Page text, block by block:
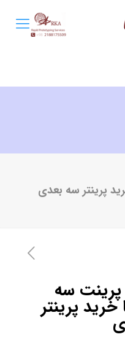
پرینتر سه بعدی
سه
پرینتر